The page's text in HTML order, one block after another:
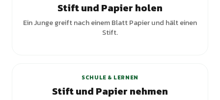
Stift und Papier holen
Ein Junge greift nach einem Blatt Papier und hält einen
Stift.
SCHULE & LERNEN
Stift und Papier nehmen